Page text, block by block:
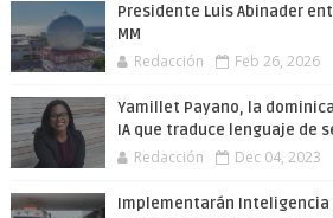
Presidente Luis Abinader
MM
Redacción Feb 26, 2026
Yamillet Payano, la
IA que traduce lenguaje de
Redacción Dec 04, 2023
Implementarán